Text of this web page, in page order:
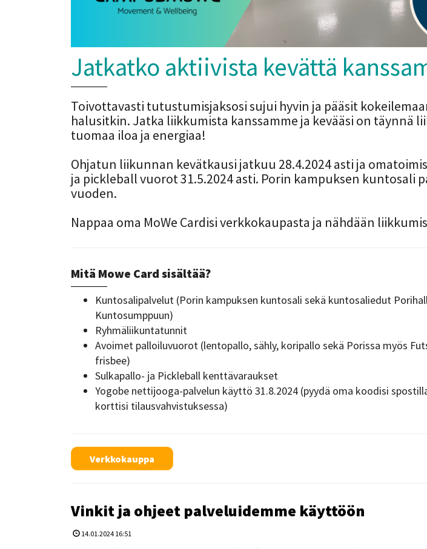
Jatkatko aktiivista kevättä
Toivottavasti tutustumisjaksosi sujui hyvin ja pääsit
halusitkin. Jatka liikkumista kanssamme ja kevääsi on täynnä
tuomaa iloa ja energiaa!
Ohjatun liikunnan kevätkausi jatkuu 28.4.2024 asti ja
ja pickleball vuorot 31.5.2024 asti. Porin kampuksen kuntosali
vuoden.
Nappaa oma MoWe Cardisi verkkokaupasta ja nähdään
Mitä Mowe Card sisältää?
Kuntosalipalvelut (Porin kampuksen kuntosali sekä kuntosaliedut
Kuntosumppuun)
Ryhmäliikuntatunnit
Avoimet palloiluvuorot (lentopallo, sähly, koripallo sekä Porissa myös
frisbee)
Sulkapallo- ja Pickleball kenttävaraukset
Yogobe nettijooga-palvelun käyttö 31.8.2024 (pyydä oma koodisi
korttisi tilausvahvistuksessa)
Verkkokauppa
Vinkit ja ohjeet palveluidemme käyttöön
14.01.2024 16:51